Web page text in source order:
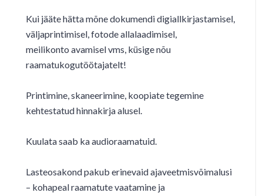
Kui jääte hätta mõne dokumendi digiallkirjastamisel,
väljaprintimisel, fotode allalaadimisel,
meilikonto avamisel vms, küsige nõu
raamatukogutöötajatelt!
Printimine, skaneerimine, koopiate tegemine
kehtestatud hinnakirja alusel.
Kuulata saab ka audioraamatuid.
Lasteosakond pakub erinevaid ajaveetmisvõimalusi
– kohapeal raamatute vaatamine ja